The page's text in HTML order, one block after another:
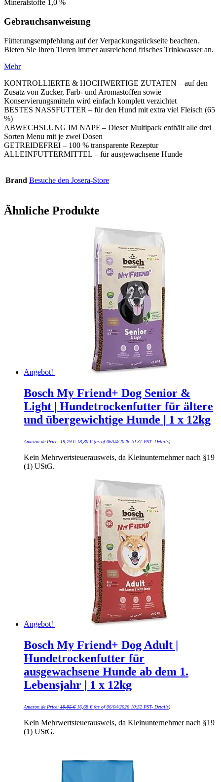
Mineralstoffe 1,0 %
Gebrauchsanweisung
Fütterungsempfehlung auf der Verpackungsrückseite beachten.
Bieten Sie Ihren Tieren immer ausreichend frisches Trinkwasser an.
Mehr
KONTROLLIERTE & HOCHWERTIGE ZUTATEN – auf den
Zusatz von Zucker, Farb- und Aromastoffen sowie
Konservierungsmitteln wird einfach komplett verzichtet
BESTES NASSFUTTER – für den Hund mit extra viel Fleisch (65
%)
ABWECHSLUNG IM NAPF – Dieser Multipack enthält alle drei
Sorten Menu mit je zwei Dosen
GETREIDEFREI – 100 % transparente Rezeptur
ALLEINFUTTERMITTEL – für ausgewachsene Hunde
Brand Besuche den Josera-Store
Ähnliche Produkte
Angebot!
Bosch My Friend+ Dog Senior &
Light | Hundetrockenfutter für ältere
und übergewichtige Hunde | 1 x 12kg
Amazon.de Price: 19,79€
Ursprünglicher
Preis
19,79 €
18,80 €
Aktueller
Preis
18,80 €.
(as of 06/04/2026 10:31 PST- Details)
Kein Mehrwertsteuerausweis, da Kleinunternehmer nach §19
(1) UStG.
Angebot!
Bosch My Friend+ Dog Adult |
Hundetrockenfutter für
ausgewachsene Hunde ab dem 1.
Lebensjahr | 1 x 12kg
Amazon.de Price: 19,95€Preis
16,68 €Preis
(as of 06/04/2026 10:32 PST- Details)
Kein Mehrwertsteuerausweis, da Kleinunternehmer nach §19
(1) UStG.